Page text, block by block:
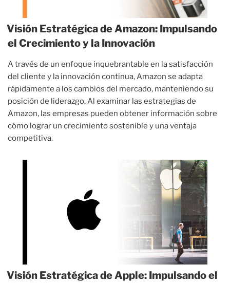
Visión Estratégica de Amazon: Impulsando
el Crecimiento y la Innovación
A través de un enfoque inquebrantable en la satisfacción
del cliente y la innovación continua, Amazon se adapta
rápidamente a los cambios del mercado, manteniendo su
posición de liderazgo. Al examinar las estrategias de
Amazon, las empresas pueden obtener información sobre
cómo lograr un crecimiento sostenible y una ventaja
competitiva.
Visión Estratégica de Apple: Impulsando el